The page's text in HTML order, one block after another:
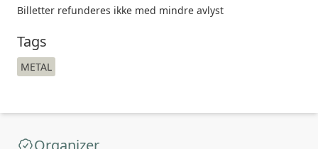
Billetter refunderes ikke med mindre avlyst
Tags
METAL
Organizer